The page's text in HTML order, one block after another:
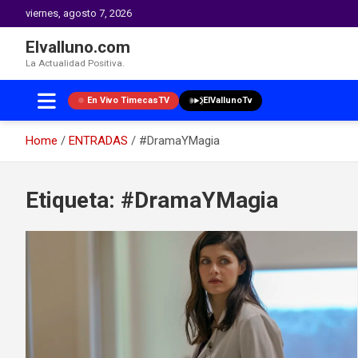
viernes, agosto 7, 2026
Elvalluno.com
La Actualidad Positiva.
En Vivo TimecasTV ElVallunoTv
Home ENTRADAS
#DramaYMagia
contentEtiqueta: #DramaYMagia